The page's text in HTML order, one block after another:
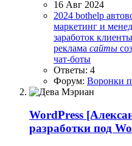
16 Авг 2024
2024 bothelp
маркетинг и
заработок клиенты
реклама сайты
чат-боты
Ответы: 4
Форум: Воронки
WordPress
разработки под